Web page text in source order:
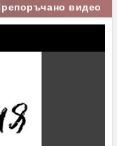
видео